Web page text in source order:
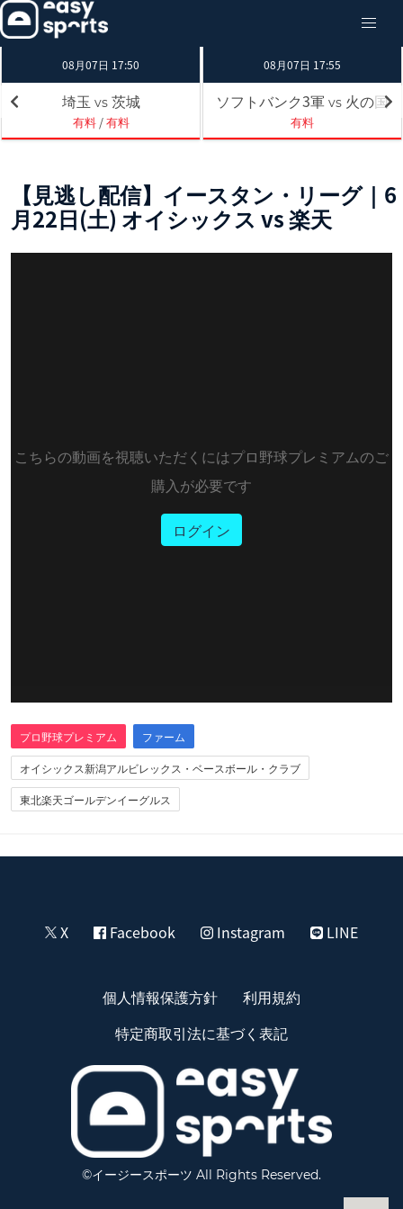
08月07日 17:50
埼玉 vs 茨城
有料/有料
08月07日 17:55
ソフトバンク3軍 vs 火の国
有料
【見逃し配信】イースタン・リーグ｜6
月22日(土) オイシックス vs 楽天
こちらの動画を視聴いただくにはプロ野球プレミアムのご
購入が必要です
ログイン
プロ野球プレミアム
ファーム
オイシックス新潟アルビレックス・ベースボール・クラブ
東北楽天ゴールデンイーグルス
X Facebook Instagram LINE
個人情報保護方針
利用規約
特定商取引法に基づく表記
©イージースポーツ All Rights Reserved.